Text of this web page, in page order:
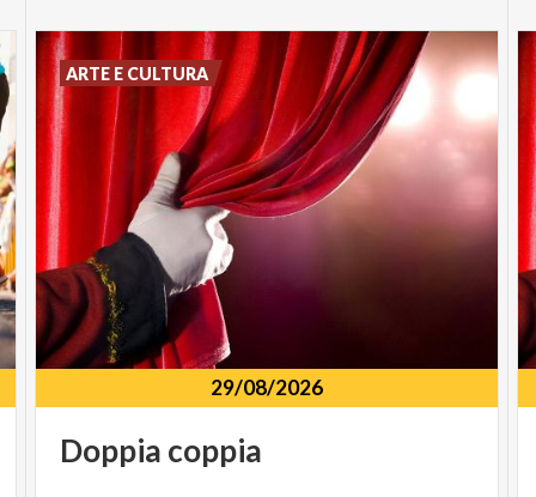
29/08/2026
Doppia coppia
ARTE E CULTURA